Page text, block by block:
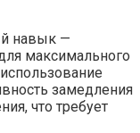
навык —
максимального
замедления
что требует